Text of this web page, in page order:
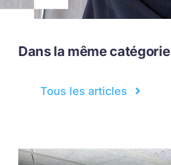
Dans la même catégorie
Tous les articles